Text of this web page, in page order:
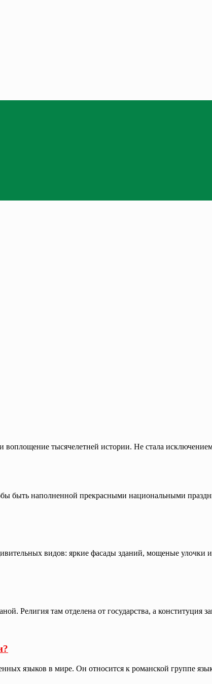
воплощение тысячелетней истории. Не стала
быть наполненной прекрасными национальными
видов: яркие фасады зданий, мощеные улочки
Религия там отделена от государства, а
языков в мире. Он относится к романской группе